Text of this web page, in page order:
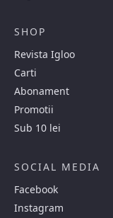
SHOP
Revista Igloo
Carti
Abonament
Promotii
Sub 10 lei
SOCIAL MEDIA
Facebook
Instagram